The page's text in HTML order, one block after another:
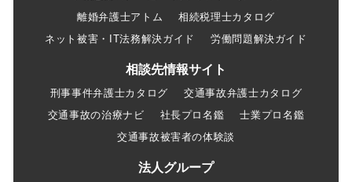
離婚弁護士アトム
相続税理士カタログ
ネット被害・IT法務解決ガイド
労働問題解決ガイド
相談先情報サイト
刑事事件弁護士カタログ
交通事故弁護士カタログ
交通事故の治療ナビ
社長プロ名鑑
士業プロ名鑑
交通事故被害者の体験談
法人グループ